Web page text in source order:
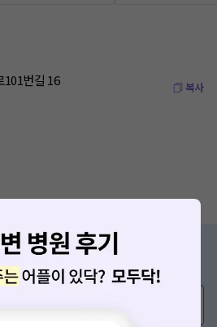
101번길 16 복사
궁금한 점이 있나요?
직접 답해드려요!